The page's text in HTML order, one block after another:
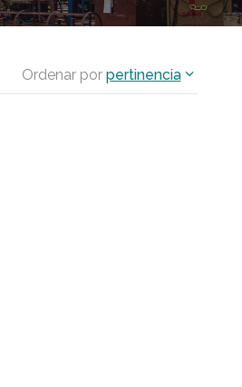
Ordenar por pertinencia